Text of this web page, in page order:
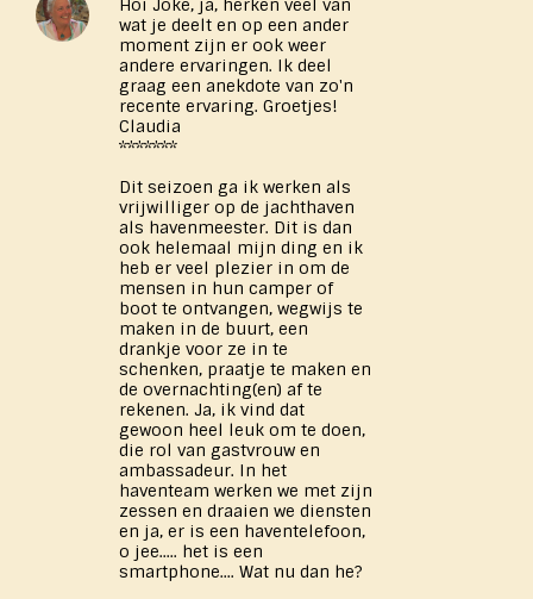
Hoi Joke, ja, herken veel van
wat je ​deelt en op een ander
moment zijn er ook weer
andere ervaringen. Ik deel
graag een ​anekdote van zo'n
recente ervaring. Groetjes!
Claudia
*******
Dit seizoen ga ik werken als
vrijwilliger op de jachthaven
als havenmeester. Dit is dan
ook helemaal mijn ding en ik
heb er veel plezier in om de
mensen in hun camper of
boot te ontvangen, wegwijs te
maken in de buurt, een
drankje voor ze in te
schenken, praatje te maken en
de overnachting(en) af te
rekenen. Ja, ik vind dat
gewoon heel leuk om te doen,
die rol van gastvrouw en
ambassadeur. In het
haventeam werken we met zijn
zessen en draaien we diensten
en ja, er is een haventelefoon,
o jee..... het is een
smartphone.... Wat nu dan he?